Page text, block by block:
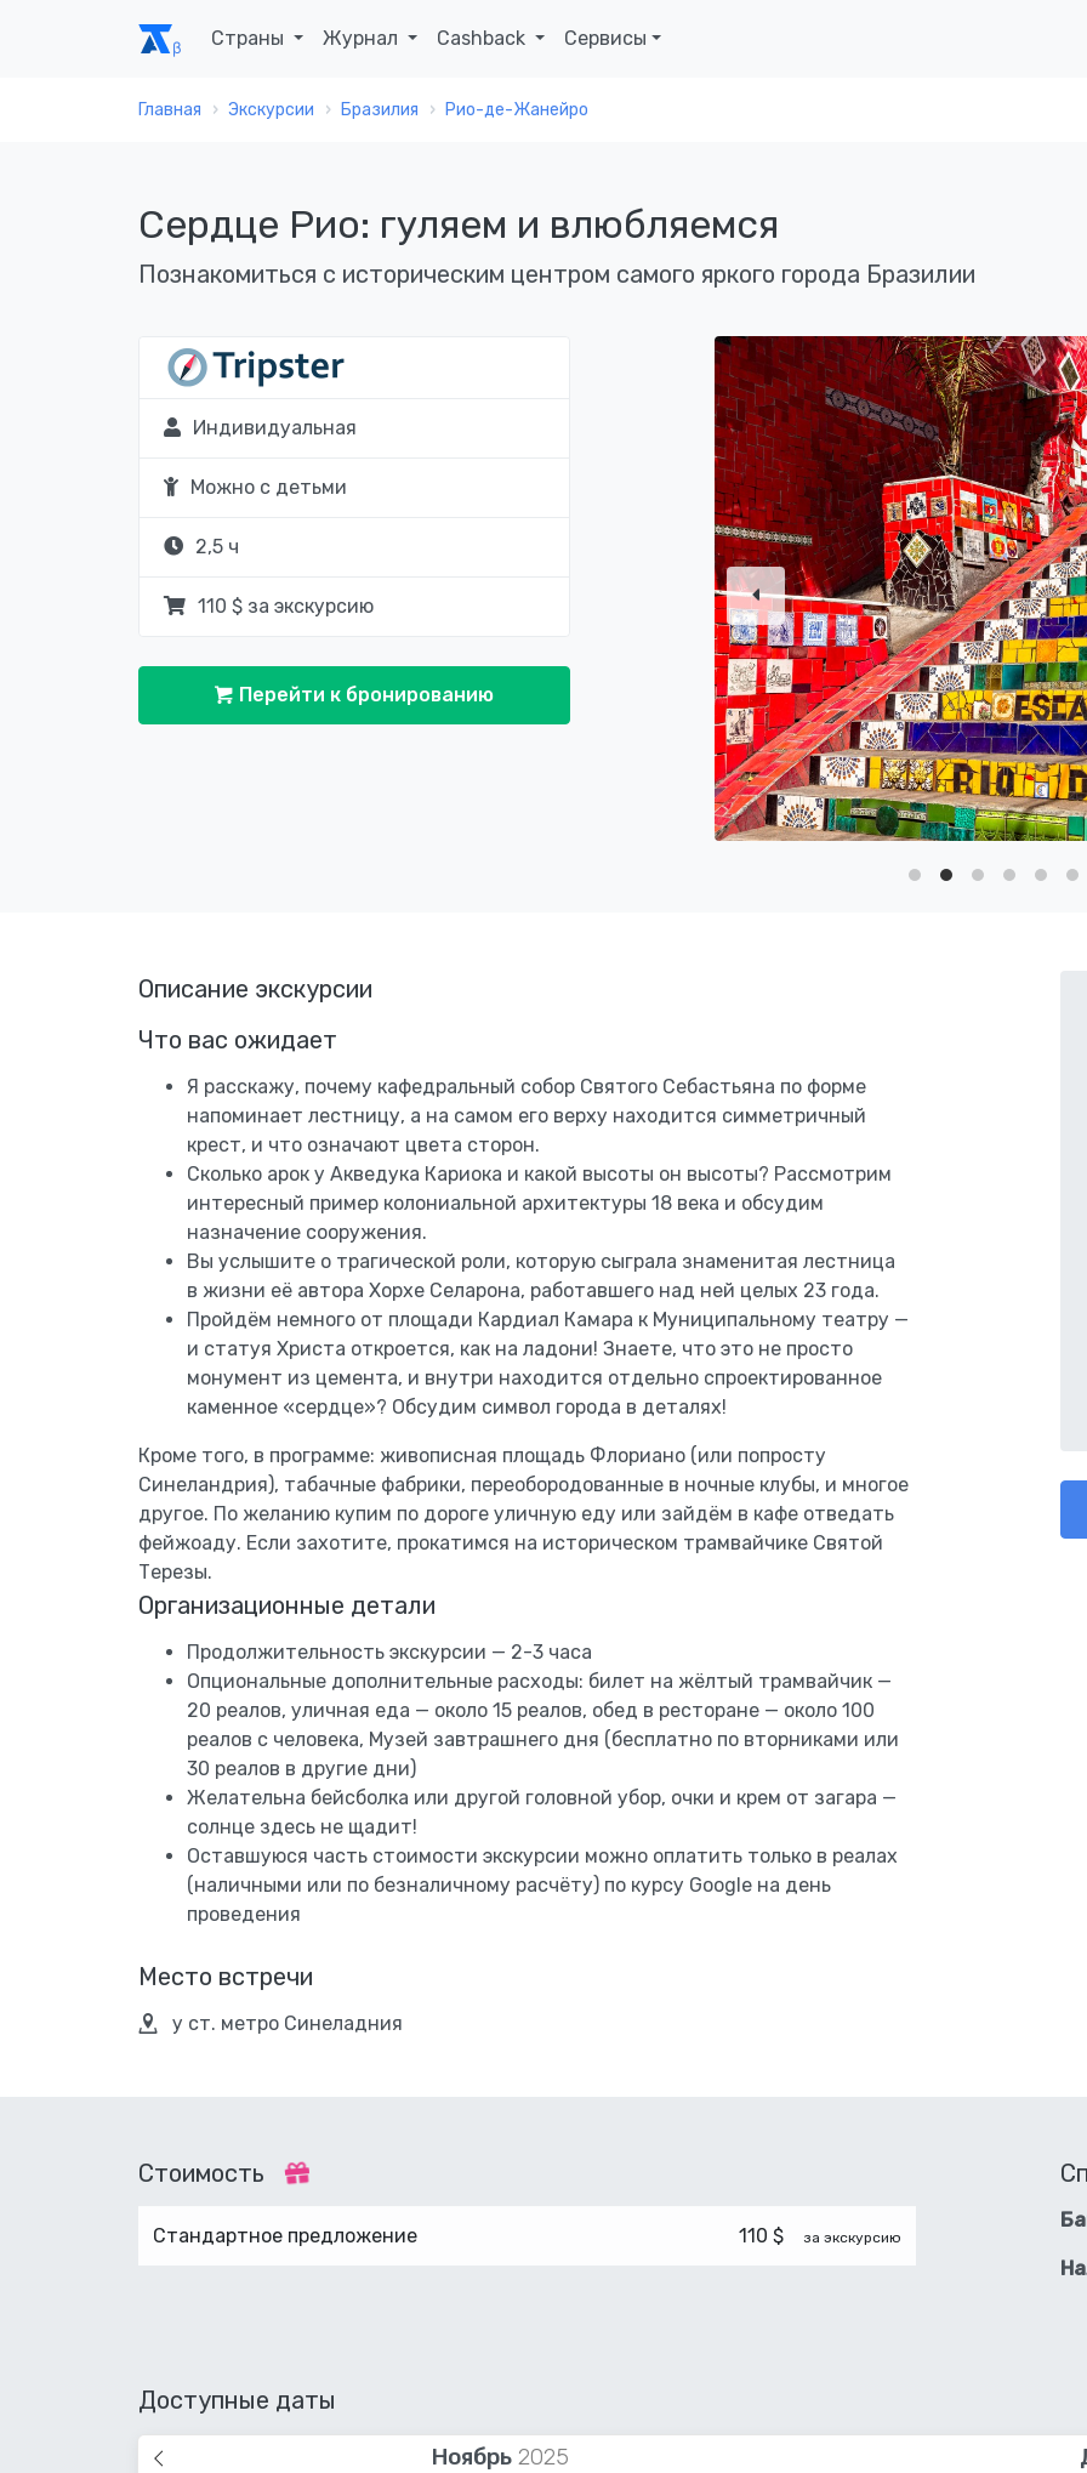
Страны Журнал Cashback Сервисы
Главная Экскурсии Бразилия Рио-де-Жанейро
Сердце Рио: гуляем и влюбляемся
Познакомиться с историческим центром самого яркого города Бразилии
Индивидуальная
Можно с детьми
2,5 ч
110 $ за экскурсию
Перейти к бронированию
Описание экскурсии
Что вас ожидает
Я расскажу, почему кафедральный собор Святого Себастьяна по форме
напоминает лестницу, а на самом его верху находится симметричный
крест, и что означают цвета сторон.
Сколько арок у Акведука Кариока и какой высоты он высоты? Рассмотрим
интересный пример колониальной архитектуры 18 века и обсудим
назначение сооружения.
Вы услышите о трагической роли, которую сыграла знаменитая лестница
в жизни её автора Хорхе Селарона, работавшего над ней целых 23 года.
Пройдём немного от площади Кардиал Камара к Муниципальному театру —
и статуя Христа откроется, как на ладони! Знаете, что это не просто
монумент из цемента, и внутри находится отдельно спроектированное
каменное «сердце»? Обсудим символ города в деталях!
Кроме того, в программе: живописная площадь Флориано (или попросту
Синеландрия), табачные фабрики, переобородованные в ночные клубы, и многое
другое. По желанию купим по дороге уличную еду или зайдём в кафе отведать
фейжоаду. Если захотите, прокатимся на историческом трамвайчике Святой
Терезы.
Организационные детали
Продолжительность экскурсии — 2-3 часа
Опциональные дополнительные расходы: билет на жёлтый трамвайчик —
20 реалов, уличная еда — около 15 реалов, обед в ресторане — около 100
реалов с человека, Музей завтрашнего дня (бесплатно по вторниками или
30 реалов в другие дни)
Желательна бейсболка или другой головной убор, очки и крем от загара —
солнце здесь не щадит!
Оставшуюся часть стоимости экскурсии можно оплатить только в реалах
(наличными или по безналичному расчёту) по курсу Google на день
проведения
Место встречи
у ст. метро Синеладния
Стоимость
Стандартное предложение 110 $ за экскурсию
Доступные даты
Ноябрь